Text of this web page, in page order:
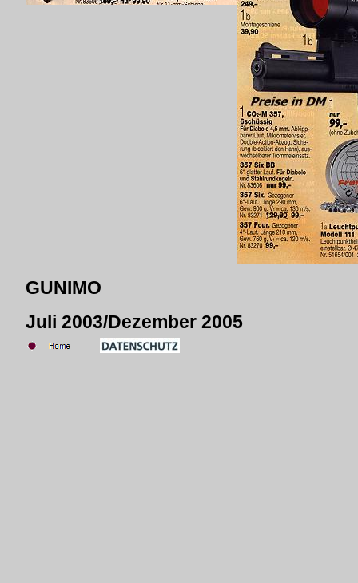
GUNIMO
Juli 2003/Dezember 2005